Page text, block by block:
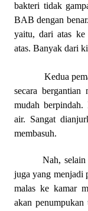
bakteri tidak
BAB dengan
yaitu, dari atas
atas. Banyak dari
Kedua
secara bergantian
mudah berpindah.
air. Sangat
membasuh.
Nah,
juga yang menjadi
malas ke kamar
akan